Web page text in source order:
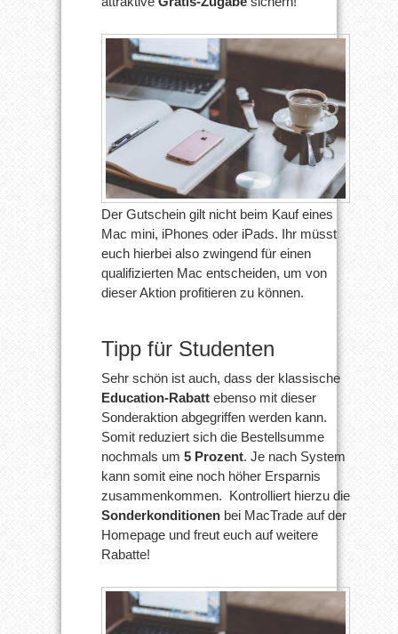
Der Gutschein gilt nicht beim Kauf eines
Mac mini, iPhones oder iPads. Ihr müsst
euch hierbei also zwingend für einen
qualifizierten Mac entscheiden, um von
dieser Aktion profitieren zu können.
Tipp für Studenten
Sehr schön ist auch, dass der klassische
Education-Rabatt ebenso mit dieser
Sonderaktion abgegriffen werden kann.
Somit reduziert sich die Bestellsumme
nochmals um 5 Prozent. Je nach System
kann somit eine noch höher Ersparnis
zusammenkommen. Kontrolliert hierzu die
Sonderkonditionen bei MacTrade auf der
Homepage und freut euch auf weitere
Rabatte!